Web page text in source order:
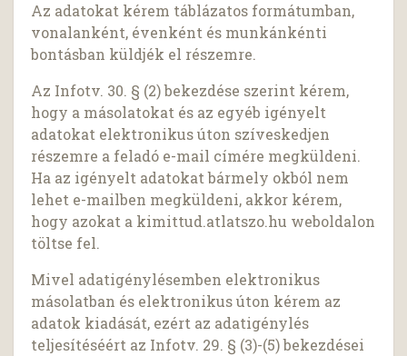
Az adatokat kérem táblázatos formátumban,
vonalanként, évenként és munkánkénti
bontásban küldjék el részemre.
Az Infotv. 30. § (2) bekezdése szerint kérem,
hogy a másolatokat és az egyéb igényelt
adatokat elektronikus úton szíveskedjen
részemre a feladó e-mail címére megküldeni.
Ha az igényelt adatokat bármely okból nem
lehet e-mailben megküldeni, akkor kérem,
hogy azokat a kimittud.atlatszo.hu weboldalon
töltse fel.
Mivel adatigénylésemben elektronikus
másolatban és elektronikus úton kérem az
adatok kiadását, ezért az adatigénylés
teljesítéséért az Infotv. 29. § (3)-(5) bekezdései